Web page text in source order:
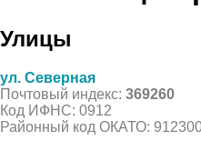
Улицы
ул. Северная
Почтовый индекс: 369260
Код ИФНС: 0912
Районный код ОКАТО: